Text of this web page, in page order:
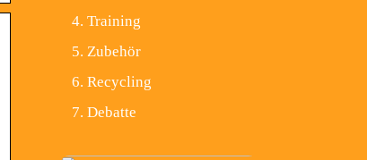
Training
Zubehör
Recycling
Debatte